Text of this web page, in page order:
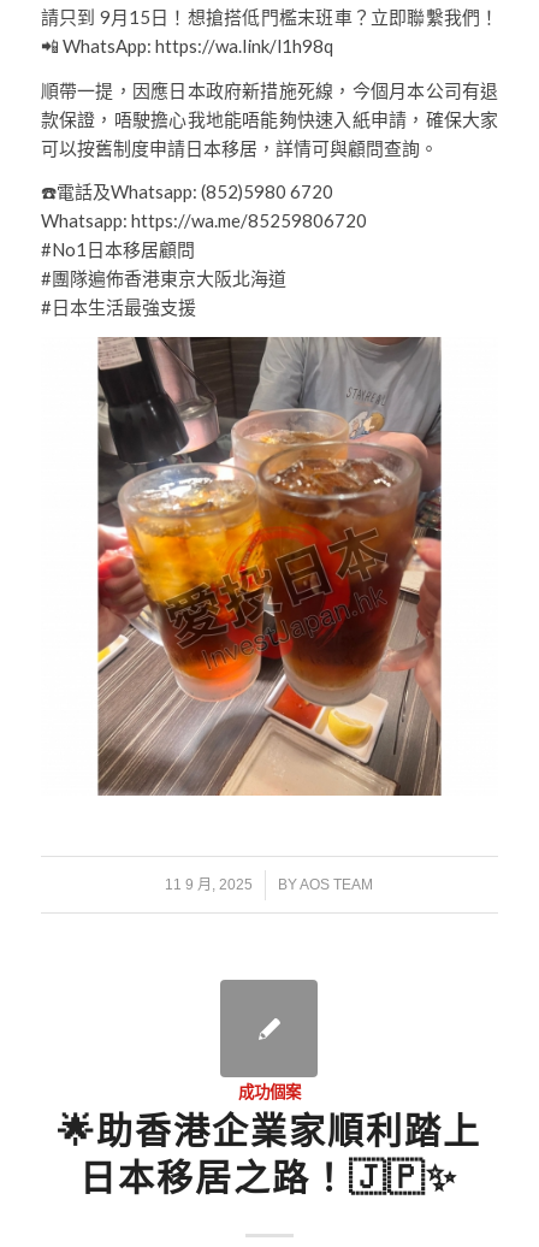
請只到 9月15日！想搶搭低門檻末班車？立即聯繫我們！
📲 WhatsApp: https://wa.link/l1h98q
順帶一提，因應日本政府新措施死線，今個月本公司有退
款保證，唔駛擔心我地能唔能夠快速入紙申請，確保大家
可以按舊制度申請日本移居，詳情可與顧問查詢。
☎️電話及Whatsapp: (852)5980 6720
Whatsapp: https://wa.me/85259806720
#No1日本移居顧問
#團隊遍佈香港東京大阪北海道
#日本生活最強支援
11 9 月, 2025
/ BYAOS TEAM
成功個案
🌟助香港企業家順利踏上
日本移居之路！🇯🇵✨